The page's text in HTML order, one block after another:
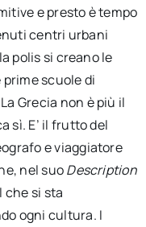
e presto è tempo
centri urbani
polis si creano le
scuole di
Grecia non è più il
sì. E’ il frutto del
e viaggiatore
nel suoDescription
che si sta
ogni cultura. I